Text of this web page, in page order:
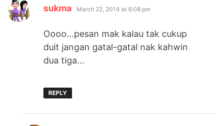
sukma says:
March 22, 2014 at 6:08 pm
Oooo…pesan mak kalau tak cukup
duit jangan gatal-gatal nak kahwin
dua tiga…
REPLY